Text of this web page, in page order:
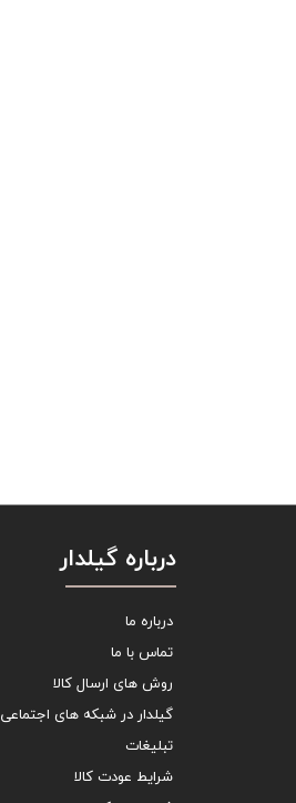
درباره گیلدار
درباره ما
تماس با ما
روش های ارسال کالا
گیلدار در شبکه های اجتماعی
تبلیغات
شرایط عودت کالا